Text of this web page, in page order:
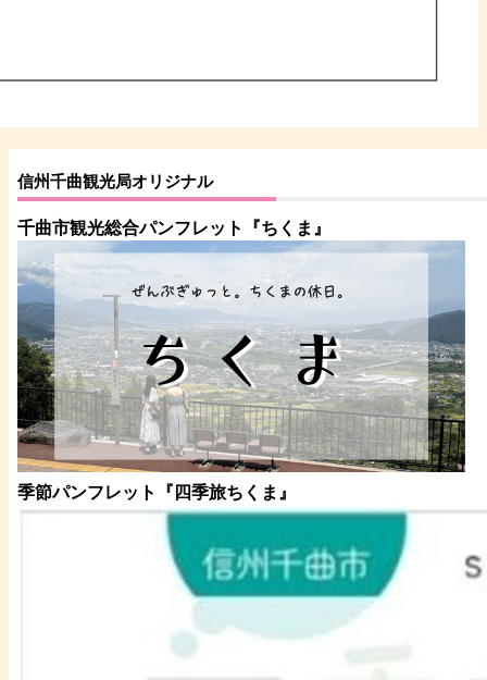
信州千曲観光局オリジナル
千曲市観光総合パンフレット 『ちくま 』
季節パンフレット『四季旅ちくま』